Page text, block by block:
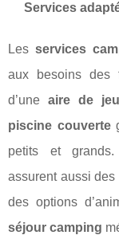
Services
Les services
aux besoins des
d’uneaire de
piscine couverte
petits et
assurent aussi
des options
séjour camping